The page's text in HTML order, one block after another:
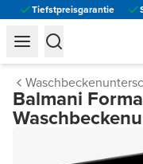
Tiefstpreisgarantie
Balmani Forma